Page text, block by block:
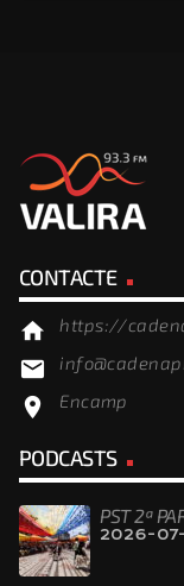
CONTACTE
home https://
email
location_on Encamp
PODCASTS
PST 2ª
2026-